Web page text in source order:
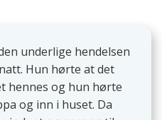
underlige hendelsen
Hun hørte at det
hennes og hun hørte
og inn i huset. Da